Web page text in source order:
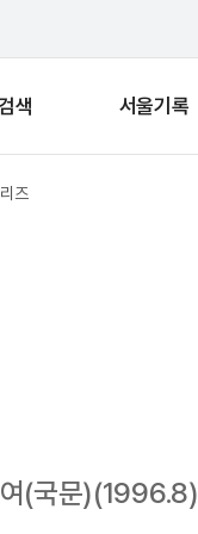
색 서울기록
즈
(국문)(1996.8)